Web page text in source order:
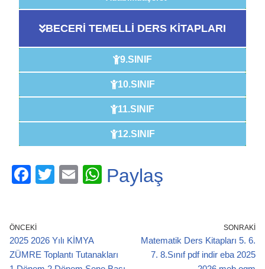
BECERİ TEMELLİ DERS KİTAPLARI
9.SINIF
10.SINIF
11.SINIF
12.SINIF
F
e
b
T
E
W
A
Paylaş
ÖNCEKI
2025 2026 Yılı KİMYA
ZÜMRE Toplantı Tutanakları
SONRAKI
Matematik Ders Kitapları 5. 6.
7. 8.Sınıf pdf indir eba 2025